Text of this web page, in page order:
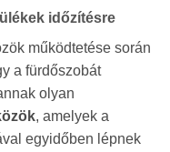
időzítésre
működtetése során
a fürdőszobát
olyan
, amelyek a
egyidőben lépnek